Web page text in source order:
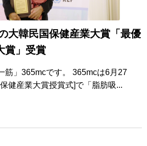
大韓民国保健産業大賞「最優
賞」受賞
筋」365mcです。 365mcは6月27
健産業大賞授賞式]で「脂肪吸...